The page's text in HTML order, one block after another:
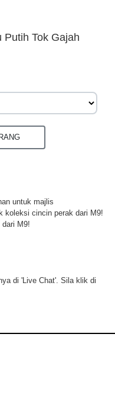
Tok Gajah
untuk majlis
koleksi cincin perak dari M9!
M9!
di 'Live Chat'. Sila klik di